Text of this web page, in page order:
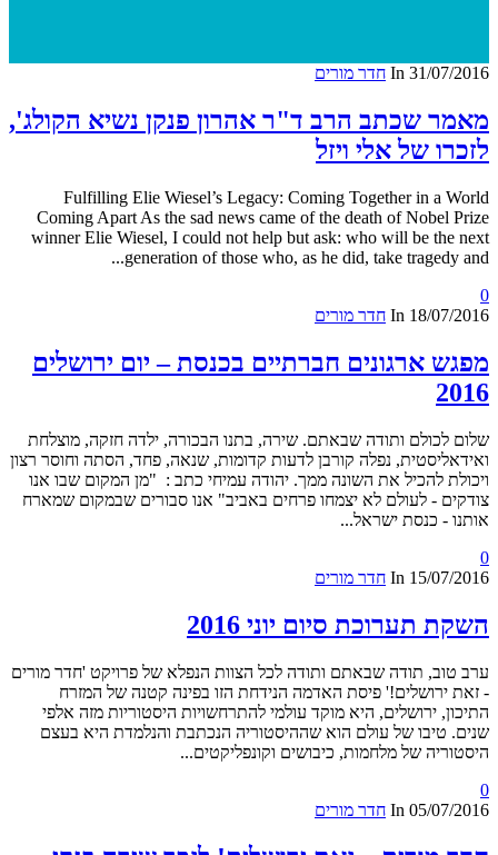
31/07/2016
In חדר מורים
מאמר שכתב הרב ד"ר אהרון פנקן נשיא הקולג',
לזכרו של אלי ויזל
Fulfilling Elie Wiesel’s Legacy: Coming Together in a World
Coming Apart As the sad news came of the death of Nobel Prize
winner Elie Wiesel, I could not help but ask: who will be the next
generation of those who, as he did, take tragedy and...
0
18/07/2016
In חדר מורים
מפגש ארגונים חברתיים בכנסת – יום ירושלים
2016
שלום לכולם ותודה שבאתם. שירה, בתנו הבכורה, ילדה חזקה, מוצלחת
ואידאליסטית, נפלה קורבן לדעות קדומות, שנאה, פחד, הסתה וחוסר רצון
ויכולת להכיל את השונה ממך. יהודה עמיחי כתב : "מן המקום שבו אנו
צודקים - לעולם לא יצמחו פרחים באביב" אנו סבורים שבמקום שמארח
אותנו - כנסת ישראל...
0
15/07/2016
In חדר מורים
השקת תערוכת סיום יוני 2016
ערב טוב, תודה שבאתם ותודה לכל הצוות הנפלא של פרויקט 'חדר מורים
- זאת ירושלים!' פיסת האדמה הנידחת הזו בפינה קטנה של המזרח
התיכון, ירושלים, היא מוקד עולמי להתרחשויות היסטוריות מזה אלפי
שנים. טיבו של עולם הוא שההיסטוריה הנכתבת והנלמדת היא בעצם
היסטוריה של מלחמות, כיבושים וקונפליקטים...
0
05/07/2016
In חדר מורים